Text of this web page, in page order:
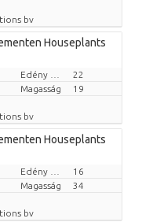
bv
Houseplants
22
Magasság
19
bv
Houseplants
16
Magasság
34
bv